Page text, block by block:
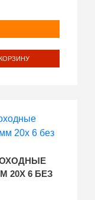
20Х 6 БЕЗ